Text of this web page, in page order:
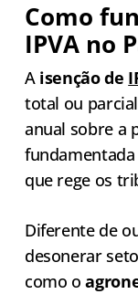
Como
IPVA no
A isenção de
total ou
anual sobre a
fundamentada
que rege os
Diferente de
desonerar
como o